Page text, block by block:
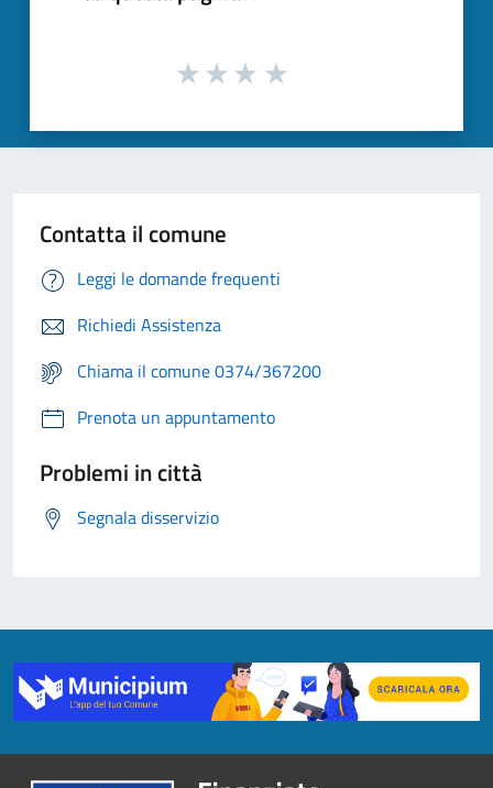
Contatta il comune
Leggi le domande frequenti
Richiedi Assistenza
Chiama il comune 0374/367200
Prenota un appuntamento
Problemi in città
Segnala disservizio